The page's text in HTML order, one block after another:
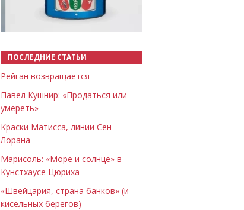
ПОСЛЕДНИЕ СТАТЬИ
Рейган возвращается
Павел Кушнир: «Продаться или
умереть»
Краски Матисса, линии Сен-
Лорана
Марисоль: «Море и солнце» в
Кунстхаусе Цюриха
«Швейцария, страна банков» (и
кисельных берегов)